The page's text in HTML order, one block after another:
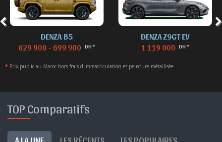
DENZA B5
629 900 - 699 900 DH *
DENZA Z9GT EV
1 119 000 DH *
* Prix public au Maroc hors frais d'immatriculation et peinture métallisée
TOP Comparatifs
A LA UNE LES RÉCENTS LES POPULAIRES